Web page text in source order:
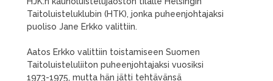
Taitoluisteluklubin (HTK), jonka puheenjohtajaksi
puoliso Jane Erkko valittiin.
Aatos Erkko valittiin toistamiseen Suomen
Taitoluisteluliiton puheenjohtajaksi vuosiksi
1973-1975, mutta hän jätti tehtävänsä